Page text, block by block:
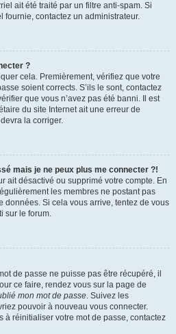
ait été traité par un filtre anti-spam. Si
fournie, contactez un administrateur.
?
cela. Premièrement, vérifiez que votre
soient corrects. S’ils le sont, contactez
que vous n’avez pas été banni. Il est
du site Internet ait une erreur de
la corriger.
mais je ne peux plus me connecter ?!
ait désactivé ou supprimé votre compte. En
les membres ne postant pas
données. Si cela vous arrive, tentez de vous
sur le forum.
de passe ne puisse pas être récupéré, il
ce faire, rendez vous sur la page de
mon mot de passe. Suivez les
pouvoir à nouveau vous connecter.
à réinitialiser votre mot de passe, contactez